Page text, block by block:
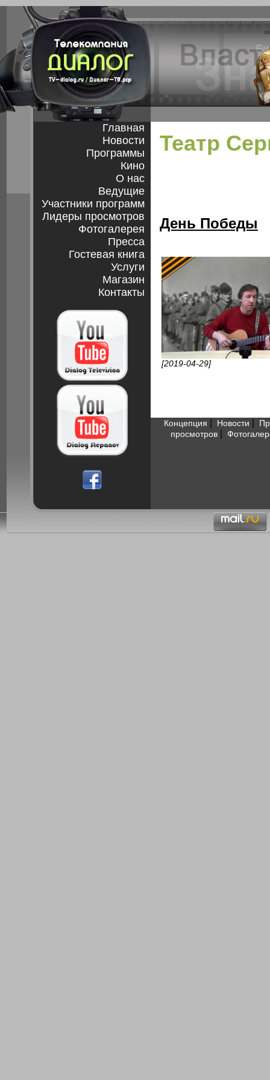
Главная
Новости
Программы
Кино
О нас
Ведущие
Участники программ
Лидеры просмотров
Фотогалерея
Пресса
Гостевая книга
Услуги
Магазин
Контакты
Театр
День Победы
[2019-04-29]
Концепция Новости
просмотров|